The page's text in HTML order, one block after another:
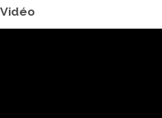
Vidéo